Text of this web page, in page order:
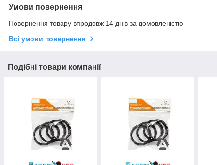
Умови повернення
Повернення товару впродовж 14 днів за домовленістю
Всі умови повернення
Подібні товари компанії